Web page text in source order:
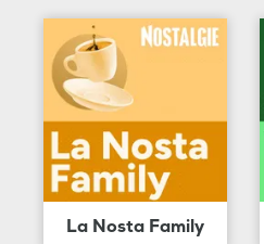
La Nosta Family